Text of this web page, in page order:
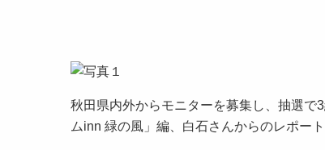
秋田県内外からモニターを募集し、抽選で
ムinn 緑の風」編、白石さんからのレポート